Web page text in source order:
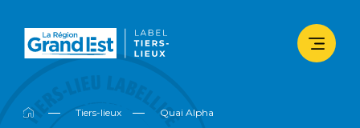
Tiers-lieux Quai Alpha